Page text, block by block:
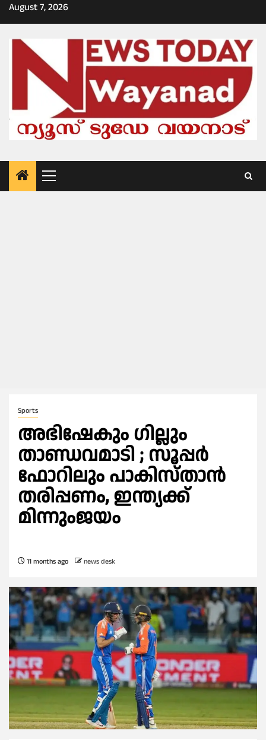
Skip
to
August 7, 2026
Primary
Menu
Sports
അഭിഷേകും ഗില്ലും
താണ്ഡവമാടി ; സൂപ്പര്‍
ഫോറിലും പാകിസ്താൻ
തരിപ്പണം, ഇന്ത്യക്ക്
മിന്നുംജയം
11 months ago news desk